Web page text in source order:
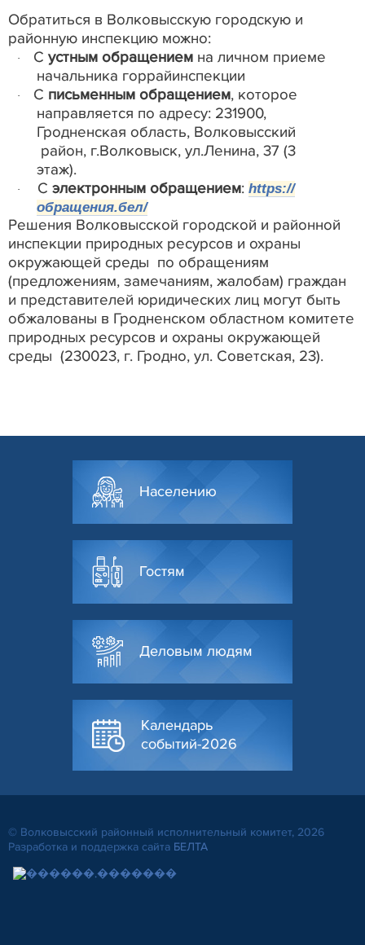
Обратиться в Волковысскую городскую и
районную инспекцию можно:
· С устным обращением на личном приеме
начальника горрайинспекции
· С письменным обращением, которое
направляется по адресу: 231900,
Гродненская область, Волковысский
район, г.Волковыск, ул.Ленина, 37 (3
этаж).
· С электронным обращением: https://
обращения.бел/
Решения Волковысской городской и районной
инспекции природных ресурсов и охраны
окружающей среды по обращениям
(предложениям, замечаниям, жалобам) граждан
и представителей юридических лиц могут быть
обжалованы в Гродненском областном комитете
природных ресурсов и охраны окружающей
среды (230023, г. Гродно, ул. Советская, 23).
Населению
Гостям
Деловым людям
Календарь
событий-2026
© Волковысский районный исполнительный комитет, 2026
Разработка и поддержка сайта БЕЛТА